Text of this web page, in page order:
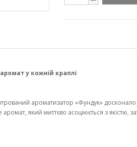
у кожній краплі
ароматизатор «Фундук»
аромат, який миттєво асоціюється з